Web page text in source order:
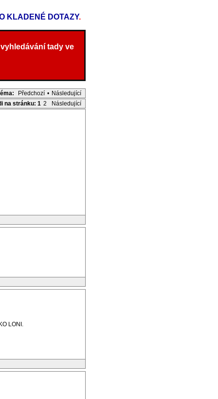
KLADENÉ DOTAZY.
tady ve
Předchozí • Následující
na stránku: 1 2 Následující
LONI.